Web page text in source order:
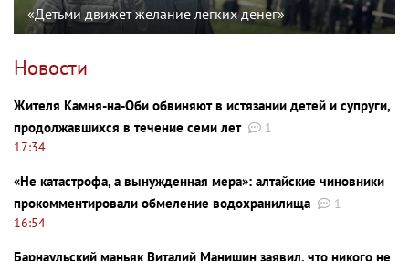
«Детьми движет желание легких денег»
Новости
Жителя Камня-на-Оби обвиняют в истязании детей и супруги,
продолжавшихся в течение семи лет
1
17:34
«Не катастрофа, а вынужденная мера»: алтайские чиновники
прокомментировали обмеление водохранилища
1
16:54
Барнаульский маньяк Виталий Манишин заявил, что никого не